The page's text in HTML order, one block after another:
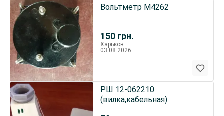
150 грн.
Вольтметр М4262
Харьков
03.08.2026
РШ 12-062210
(вилка,кабельная)